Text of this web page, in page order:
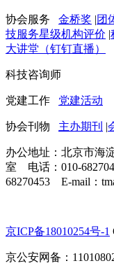
协会服务 金桥奖 |团
技服务星级机构评价 |
大讲堂（钉钉直播）
科技咨询师
党建工作 党建活动
协会刊物 主办期刊 |
办公地址：北京市海
室 电话：010-
68270453 E-mail：
京ICP备18010254号-1
京公安网备：